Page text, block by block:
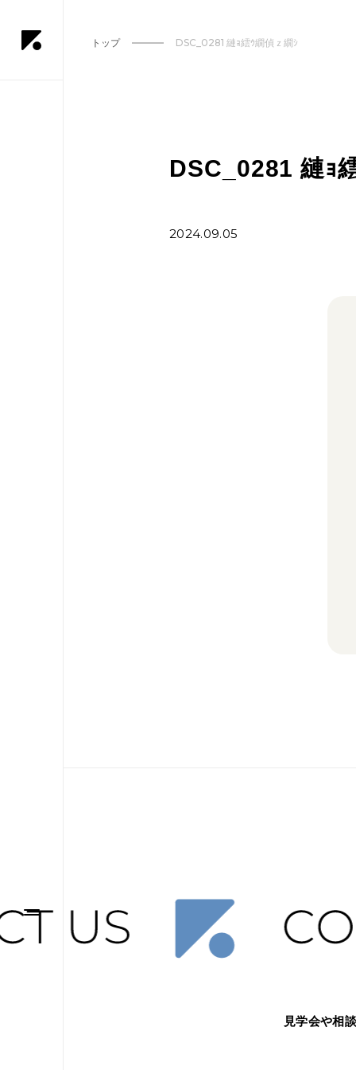
トップ DSC_0281 縺ｮ繧ｳ繝偵ｚ繝ｼ
DSC_0281 縺ｮ
2024.09.05
見学会や相